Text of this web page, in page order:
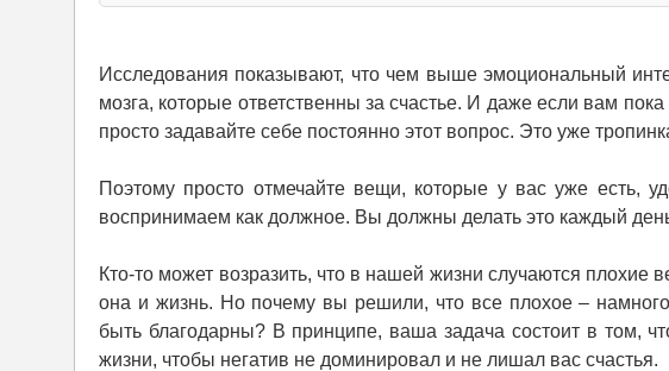
Исследования показывают, что чем выше эмоциональный
мозга, которые ответственны за счастье. И даже если вам
просто задавайте себе постоянно этот вопрос. Это уже
Поэтому просто отмечайте вещи, которые у вас уже есть,
воспринимаем как должное. Вы должны делать это каждый
Кто-то может возразить, что в нашей жизни случаются плохие
она и жизнь. Но почему вы решили, что все плохое –
быть благодарны? В принципе, ваша задача состоит в том,
жизни, чтобы негатив не доминировал и не лишал вас счастья.